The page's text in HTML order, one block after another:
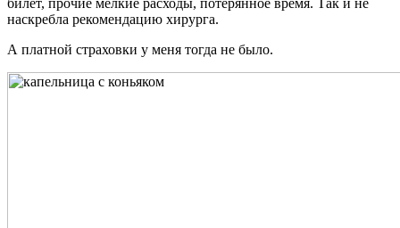
билет, прочие мелкие расходы, потерянное время. Так и не
наскребла рекомендацию хирурга.
А платной страховки у меня тогда не было.